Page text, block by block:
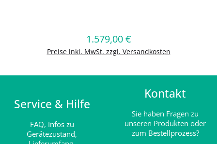
Regulärer Preis:
1.579,00 €
Preise inkl. MwSt. zzgl. Versandkosten
In den Warenkorb
Service & Hilfe
FAQ, Infos zu
Gerätezustand,
Kontakt
Sie haben Fragen zu
unseren Produkten oder
zum Bestellprozess?